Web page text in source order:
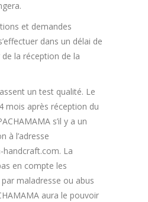
et demandes
dans un délai de
la réception de la
un test qualité. Le
mois après réception du
s’il y a un
à l’adresse
handcraft.com. La
en compte les
maladresse ou abus
aura le pouvoir